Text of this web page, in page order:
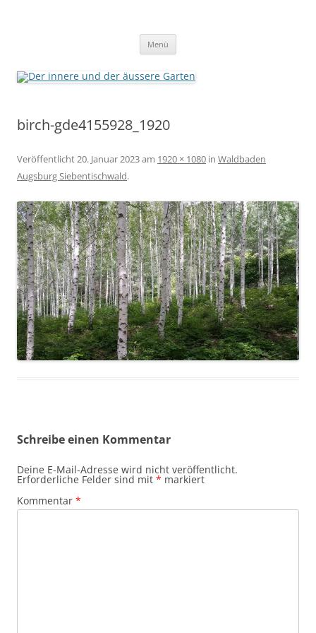
Menü
birch-gde4155928_1920
Veröffentlicht20. Januar 2023am 1920 × 1080 in Waldbaden
Augsburg Siebentischwald.
Schreibe einen Kommentar
Deine E-Mail-Adresse wird nicht veröffentlicht.
Erforderliche Felder sind mit * markiert
Kommentar *